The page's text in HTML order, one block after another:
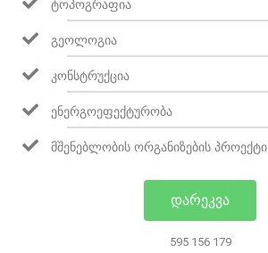
ᲢᲝᲞᲝᲒᲠᲐᲤᲘᲐ
ᲒᲔᲝᲚᲝᲒᲘᲐ
ᲙᲝᲜᲡᲢᲠᲣᲥᲪᲘᲐ
ᲔᲜᲔᲠᲒᲝᲔᲤᲔᲥᲢᲣᲠᲝᲑᲐ
ᲛᲨᲔᲜᲔᲑᲚᲝᲑᲘᲡ ᲝᲠᲒᲐᲜᲘᲖᲔᲑᲘᲡ ᲞᲠᲝᲔᲥᲢᲘ
ᲓᲐᲠᲔᲙᲕᲐ
595 156 179